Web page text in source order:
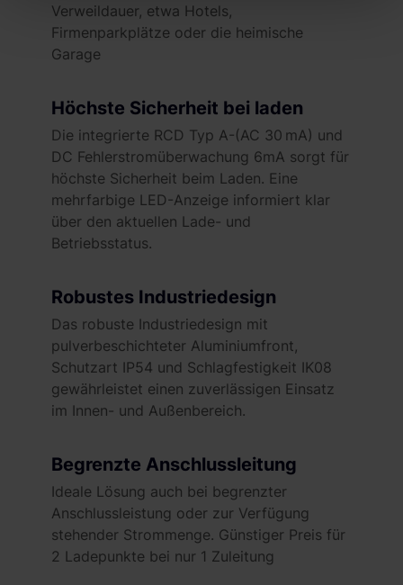
Abschnitt Einzelheitenfest.
Wir verwenden Cookies, um Inhalte und Anzeigen zu
analysieren. Außerdem geben wir Informationen zu Ihrer
Verwendung unserer Website an unsere Partner für
soziale Medien, Werbung und Analysen weiter. Unsere
Partner führen diese Informationen möglicherweise mit
weiteren Daten zusammen, die du ihnen bereitgestellt
hast oder die sie im Rahmen deiner Nutzung der Dienste
gesammelt haben. Weitere Informationen findest du in
Impressum.
Verweildauer, etwa Hotels,
Firmenparkplätze oder die heimische
Garage
Höchste Sicherheit bei laden
Die integrierte RCD Typ A-(AC 30 mA) und
DC Fehlerstromüberwachung 6mA sorgt für
höchste Sicherheit beim Laden. Eine
mehrfarbige LED-Anzeige informiert klar
über den aktuellen Lade- und
Betriebsstatus.
Robustes Industriedesign
Das robuste Industriedesign mit
pulverbeschichteter Aluminiumfront,
Schutzart IP54 und Schlagfestigkeit IK08
gewährleistet einen zuverlässigen Einsatz
im Innen- und Außenbereich.
Begrenzte Anschlussleitung
Ideale Lösung auch bei begrenzter
Anschlussleistung oder zur Verfügung
stehender Strommenge. Günstiger Preis für
2 Ladepunkte bei nur 1 Zuleitung